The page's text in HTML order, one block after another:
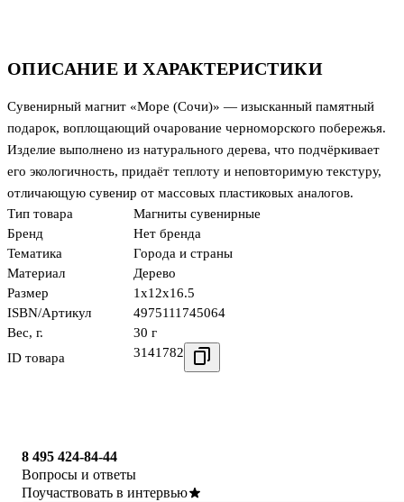
ОПИСАНИЕ И ХАРАКТЕРИСТИКИ
Сувенирный магнит «Море (Сочи)» — изысканный памятный
подарок, воплощающий очарование черноморского побережья.
Изделие выполнено из натурального дерева, что подчёркивает
его экологичность, придаёт теплоту и неповторимую текстуру,
отличающую сувенир от массовых пластиковых аналогов.
Тип товара
Магниты сувенирные
Бренд
Нет бренда
Тематика
Города и страны
Материал
Дерево
Размер
1x12x16.5
ISBN/Артикул
4975111745064
Вес, г.
30 г
ID товара
3141782
8 495 424-84-44
Вопросы и ответы
Поучаствовать в интервью